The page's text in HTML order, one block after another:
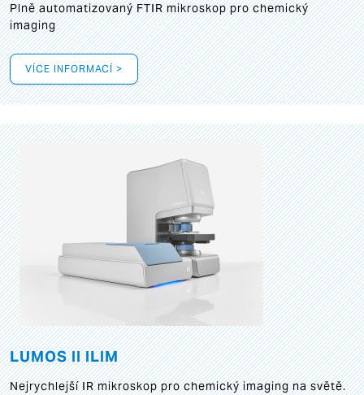
Plně automatizovaný FTIR mikroskop pro chemický
imaging
VÍCE INFORMACÍ >
LUMOS II ILIM
Nejrychlejší IR mikroskop pro chemický imaging na světě.